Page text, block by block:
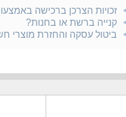
זכויות הצרכן ברכישה
קנייה ברשת או בחנות?
ביטול עסקה והחזרת מוצרי